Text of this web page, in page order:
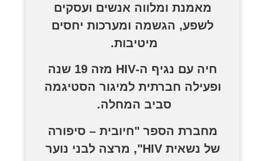
מאמנת ומלווה אנשים ועסקים
לשפע, הגשמה ומערכות יחסים
מיטיבות.
חיה עם נגיף ה-HIV מזה 19 שנה
ופעילה חברתית למיגור הסטיגמה
סביב המחלה.
מחברת הספר "חיובית – סיפורה
של נשאית HIV", מרצה לבני נוער